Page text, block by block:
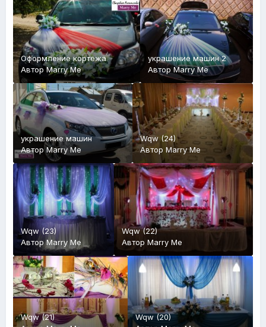
Оформление кортежа
АвторMarry Me
украшение машин 2
Автор Marry Me
украшение машин
АвторMarry Me
Wqw (24)
АвторMarry Me
Wqw (23)
АвторMarry Me
Wqw (22)
АвторMarry Me
Wqw (21)
Wqw (20)